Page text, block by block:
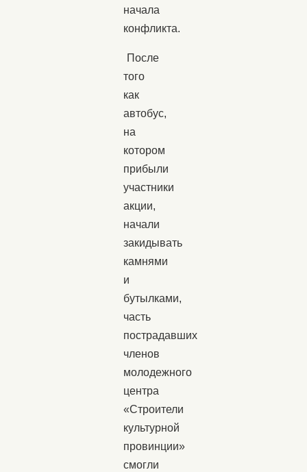
начала
конфликта.
После
того
как
автобус,
на
котором
прибыли
участники
акции,
начали
закидывать
камнями
и
бутылками,
часть
пострадавших
членов
молодежного
центра
«Строители
культурной
провинции»
смогли